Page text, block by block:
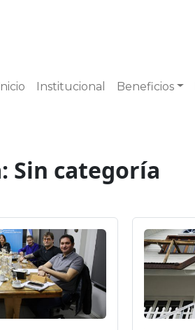
Institucional Beneficios
Sin categoría